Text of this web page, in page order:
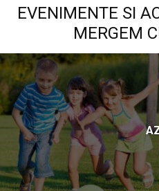
EVENIMENTE SI
MERGEM